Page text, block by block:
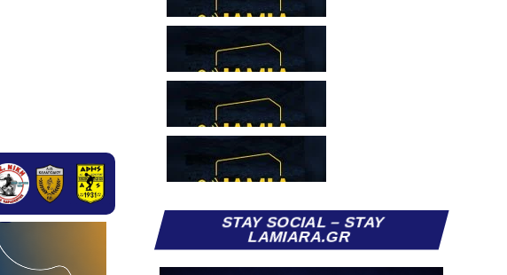
STAY SOCIAL – STAY
LAMIARA.GR